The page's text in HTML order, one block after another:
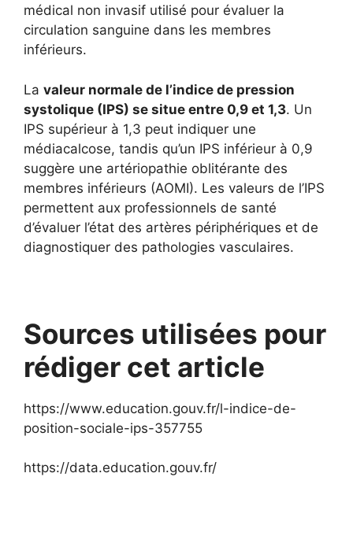
médical non invasif utilisé pour évaluer la
circulation sanguine dans les membres
inférieurs.
La valeur normale de l’indice de pression
systolique (IPS) se situe entre 0,9 et 1,3. Un
IPS supérieur à 1,3 peut indiquer une
médiacalcose, tandis qu’un IPS inférieur à 0,9
suggère une artériopathie oblitérante des
membres inférieurs (AOMI). Les valeurs de l’IPS
permettent aux professionnels de santé
d’évaluer l’état des artères périphériques et de
diagnostiquer des pathologies vasculaires.
Sources utilisées pour
rédiger cet article
https://www.education.gouv.fr/l-indice-de-
position-sociale-ips-357755
https://data.education.gouv.fr/